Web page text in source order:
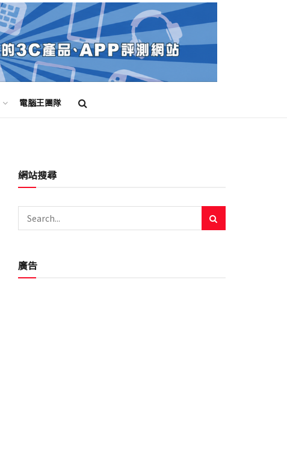
電腦王團隊
網站搜尋
廣告